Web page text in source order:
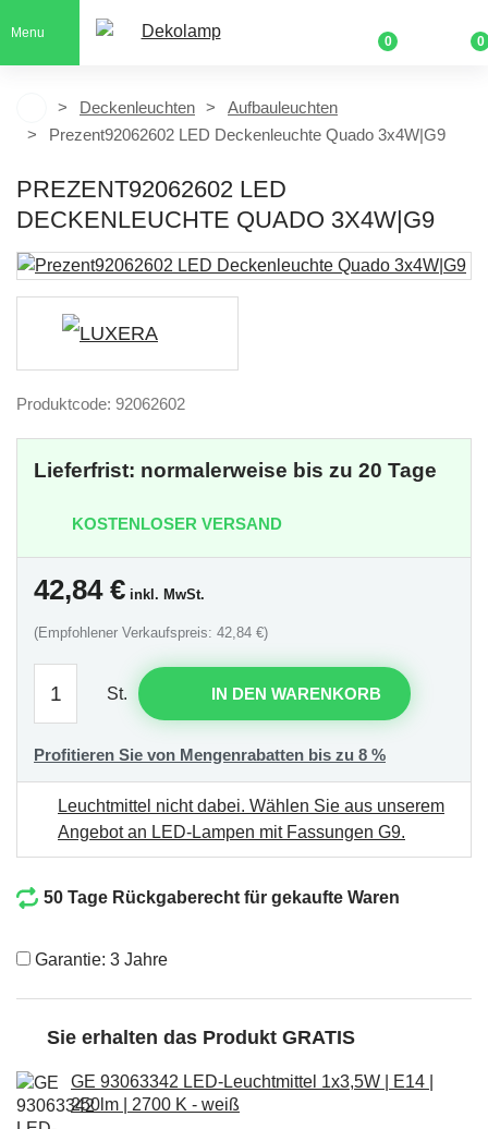
Menu
0 0
Deckenleuchten
Aufbauleuchten
Prezent92062602 LED Deckenleuchte Quado 3x4W|G9
PREZENT92062602 LED
DECKENLEUCHTE QUADO 3X4W|G9
Produktcode: 92062602
Lieferfrist: normalerweise bis zu 20 Tage
KOSTENLOSER VERSAND
42,84€ inkl. MwSt.
(Empfohlener Verkaufspreis: 42,84 €)
St. IN DEN WARENKORB
Profitieren Sie von Mengenrabatten bis zu 8 %
Leuchtmittel nicht dabei. Wählen Sie aus unserem
Angebot an LED-Lampen mit Fassungen G9.
50 Tage Rückgaberecht für gekaufte Waren
Garantie: 3 Jahre
Sie erhalten das Produkt GRATIS
GE 93063342 LED-Leuchtmittel 1x3,5W | E14 |
250lm | 2700 K - weiß